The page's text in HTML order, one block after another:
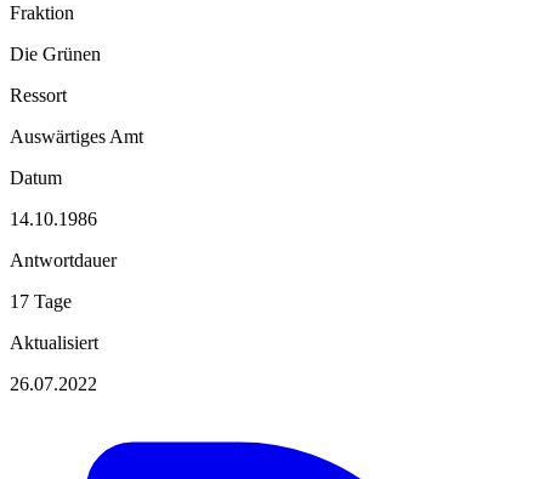
Fraktion
Die Grünen
Ressort
Auswärtiges Amt
Datum
14.10.1986
Antwortdauer
17 Tage
Aktualisiert
26.07.2022